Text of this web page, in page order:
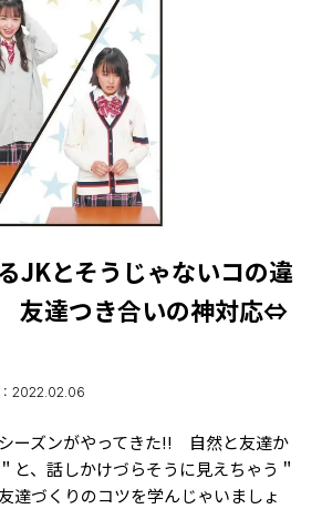
ース
ース
ヘアケア
ス
ニュース
JKとそうじゃないコの違
友達つき合いの神対応⇔
2022.02.06
ーズンがやってきた!! 自然と友達か
と、話しかけづらそうに見えちゃう＂
達づくりのコツを学んじゃいましょ